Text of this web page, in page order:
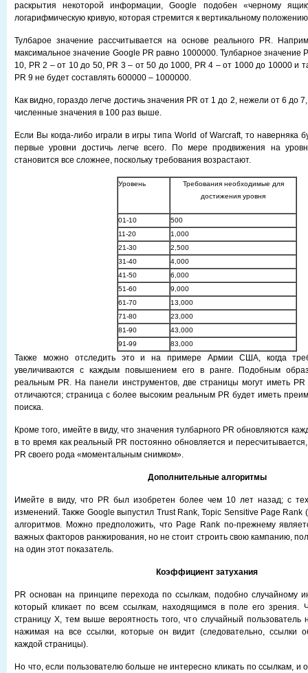
раскрытия некоторой информации, Google подобен «черному
логарифмическую кривую, которая стремится к вертикальному
Тулбарое значение рассчитывается на основе реального PR.
максимальное значение Google PR равно 1000000. Тулбарное значение
10, PR 2 – от 10 до 50, PR 3 – от 50 до 1000, PR 4 – от 1000 до 10000 и
PR 9 не будет составлять 600000 – 1000000.
Как видно, гораздо легче достичь значения PR от 1 до 2, нежели от 6 до
численные значения в 100 раз выше.
Если Вы когда-либо играли в игры типа World of Warcraft, то наверняка
первые уровни достичь легче всего. По мере продвижения на
становится все сложнее, поскольку требования возрастают.
Уровень
Требования необходимые для
достижения уровня
01-10
500
11-20
1,000
21-30
2,500
31-40
4,000
41-50
6,000
51-60
9,000
61-70
13,000
71-80
23,000
81-90
43,000
91-99
83,000
Также можно отследить это и на примере Армии США, когда
увеличиваются с каждым повышением его в ранге. Подобным
реальным PR. На панели инструментов, две страницы могут иметь
отличаются; страница с более высоким реальным PR будет иметь
поиска.
Кроме того, имейте в виду, что значения тулбарного PR обновляются
в то время как реальный PR постоянно обновляется и
PR своего рода «моментальным снимком».
Дополнительные алгоритмы
Имейте в виду, что PR был изобретен более чем 10 лет назад; с
изменений. Также Google выпустил Trust Rank, Topic Sensitive Page
алгоритмов. Можно предположить, что Page Rank по-прежнему
важных факторов ранжирования, но не стоит строить свою кампанию,
на один этот показатель.
Коэффициент затухания
PR основан на принципе перехода по ссылкам, подобно случайному
который кликает по всем ссылкам, находящимся в поле его зрения.
страницу Х, тем выше вероятность того, что случайный пользователь
нажимая на все ссылки, которые он видит (следовательно, ссылки
каждой страницы).
Но что, если пользователю больше не интересно кликать по ссылкам, и